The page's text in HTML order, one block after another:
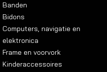
Banden
Bidons
Computers, navigatie en
elektronica
Frame en voorvork
Kinderaccessoires